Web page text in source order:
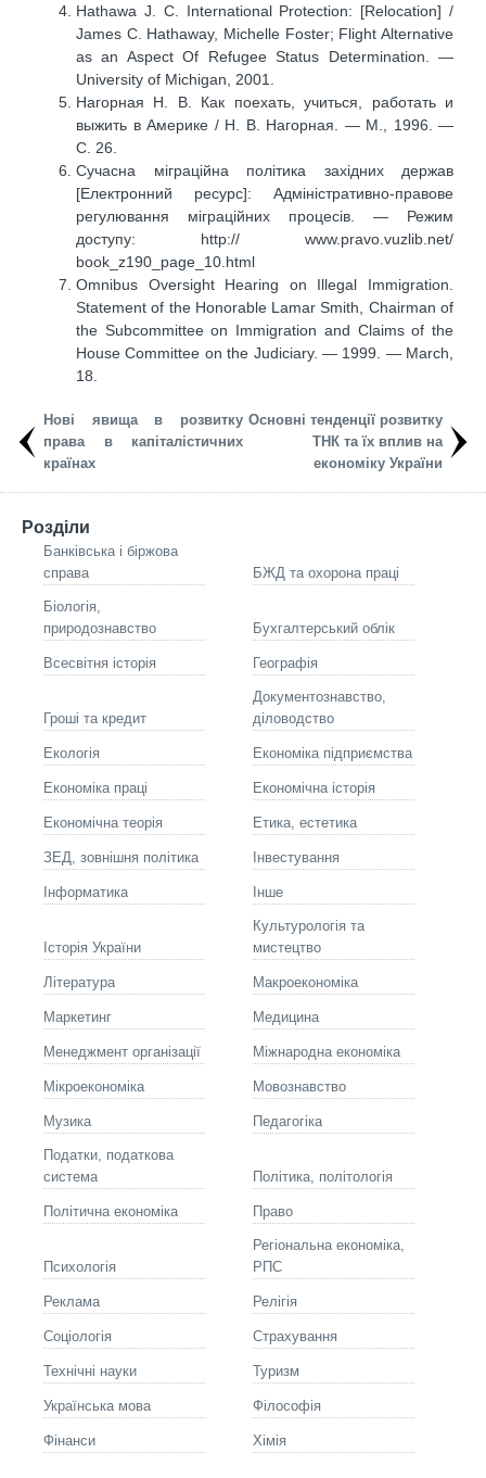
Hathawa J. C. International Protection: [Relocation] /
James C. Hathaway, Michelle Foster; Flight Alternative
as an Aspect Of Refugee Status Determination. —
University of Michigan, 2001.
Нагорная H. В. Как поехать, учиться, работать и
выжить в Америке / Н. В. Нагорная. — М., 1996. —
С. 26.
Сучасна міграційна політика західних держав
[Електронний ресурс]: Адміністративно-правове
регулювання міграційних процесів. — Режим
доступу: http:// www.pravo.vuzlib.net/
book_z190_page_10.html
Omnibus Oversight Hearing on Illegal Immigration.
Statement of the Honorable Lamar Smith, Chairman of
the Subcommittee on Immigration and Claims of the
House Committee on the Judiciary. — 1999. — March,
18.
Нові явища в розвитку
права в капіталістичних
країнах
Основні тенденції розвитку
ТНК та їх вплив на
економіку України
Розділи
Банківська і біржова
справа
БЖД та охорона праці
Біологія,
природознавство
Бухгалтерський облік
Всесвітня історія Географія
Гроші та кредит
Документознавство,
діловодство
Екологія Економіка підприємства
Економіка праці Економічна історія
Економічна теорія Етика, естетика
ЗЕД, зовнішня політика Інвестування
Інформатика Інше
Історія України
Культурологія та
мистецтво
Літературa Макроекономіка
Маркетинг Медицина
Менеджмент організації Міжнародна економіка
Мікроекономіка Мовознавство
Музика Педагогіка
Податки, податкова
система
Політика, політологія
Політична економіка Право
Психологія
Регіональна економіка,
РПС
Реклама Релігія
Соціологія Страхування
Технічні науки Туризм
Українська мова Філософія
Фінанси Хімія